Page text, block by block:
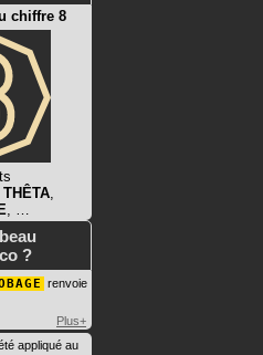
chiffre 8
THÊTA,
, …
?
renvoie
Plus+
appliqué au